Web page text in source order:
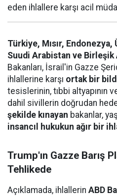
eden ihlallere karşı acil
Türkiye, Mısır,
Suudi Arabistan ve
Bakanları, İsrail'in Gazze
ihlallerine karşı ortak bir
tesislerinin, tıbbi altyapının
dahil sivillerin doğrudan
şekilde kınayan bakanlar,
insancıl hukukun ağır bir
Trump'ın Gazze Barış
Tehlikede
Açıklamada, ihlallerin ABD